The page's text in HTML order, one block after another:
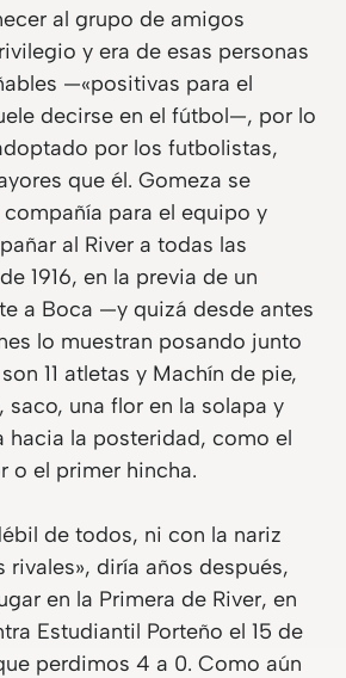
al grupo de amigos
y era de esas personas
—«positivas para el
decirse en el fútbol—, por lo
por los futbolistas,
que él. Gomeza se
para el equipo y
al River a todas las
1916, en la previa de un
a Boca —y quizá desde antes
lo muestran posando junto
11 atletas y Machín de pie,
saco, una flor en la solapa y
hacia la posteridad, como el
o el primer hincha.
de todos, ni con la nariz
rivales», diría años después,
en la Primera de River, en
Estudiantil Porteño el 15 de
perdimos 4 a 0. Como aún